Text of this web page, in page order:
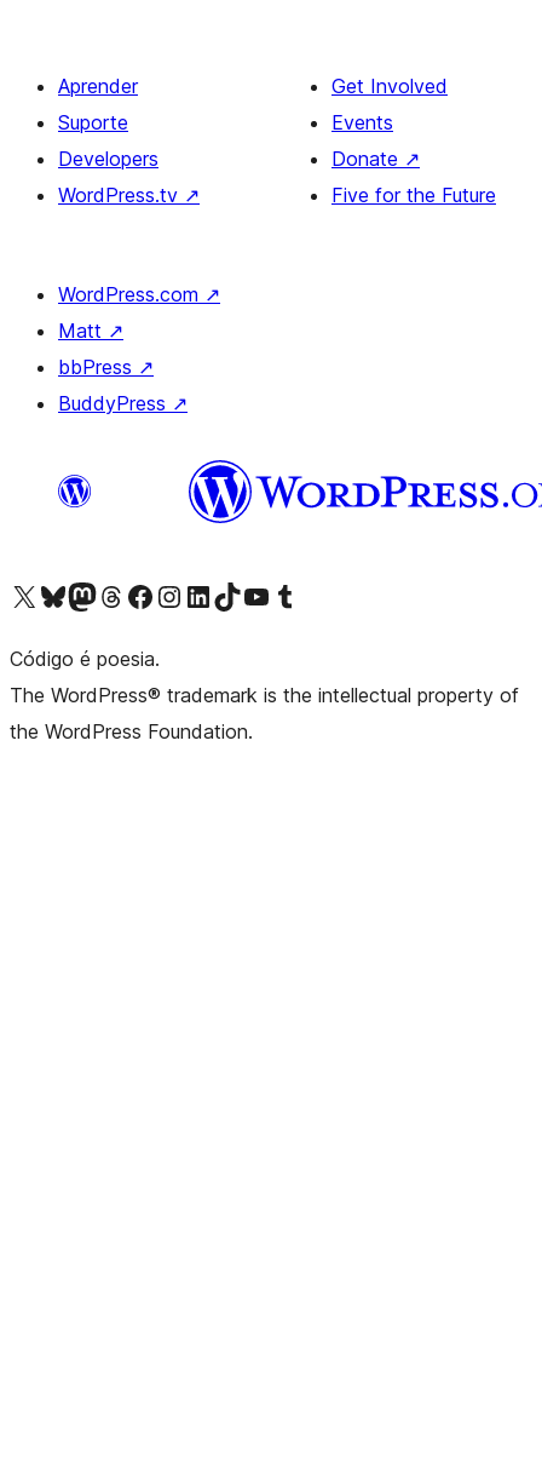
Aprender
Suporte
Developers
WordPress.tv ↗
Get Involved
Events
Donate ↗
Five for the Future
WordPress.com ↗
Matt ↗
bbPress ↗
BuddyPress ↗
Visite a nossa conta X (antigo Twitter)
Visit our Bluesky account
Visit our Mastodon account
Visit our Threads account
Visite a nossa página do Facebook
Visite a nossa conta no Instagram
Visite a nossa conta no LinkedIn
Visit our TikTok account
Visit our YouTube channel
Visit our Tumblr account
Código é poesia.
The WordPress® trademark is the intellectual property of
the WordPress Foundation.